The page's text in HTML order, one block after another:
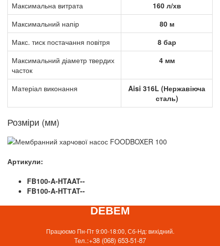
Максимальна витрата
160 л/хв
Максимальний напір
80 м
Макс. тиск постачання повітря
8 бар
Максимальний діаметр твердих
часток
4 мм
Матеріал виконання
Aisi 316L (Нержавіюча
сталь)
Розміри (мм)
Артикули:
FB100-A-HTAAT--
FB100-A-HTТAT--
DEBEM
Працюємо Пн-Пт 9:00-18:00, Сб-Нд: вихідний.
Тел.:+38 (068) 653-51-87